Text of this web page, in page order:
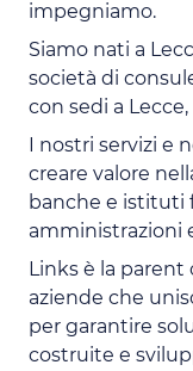
impegniamo.
Siamo nati a
società di
con sedi a
I nostri servizi e
creare valore
banche e istituti
amministrazioni
Links è la
aziende che
per garantire
costruite e